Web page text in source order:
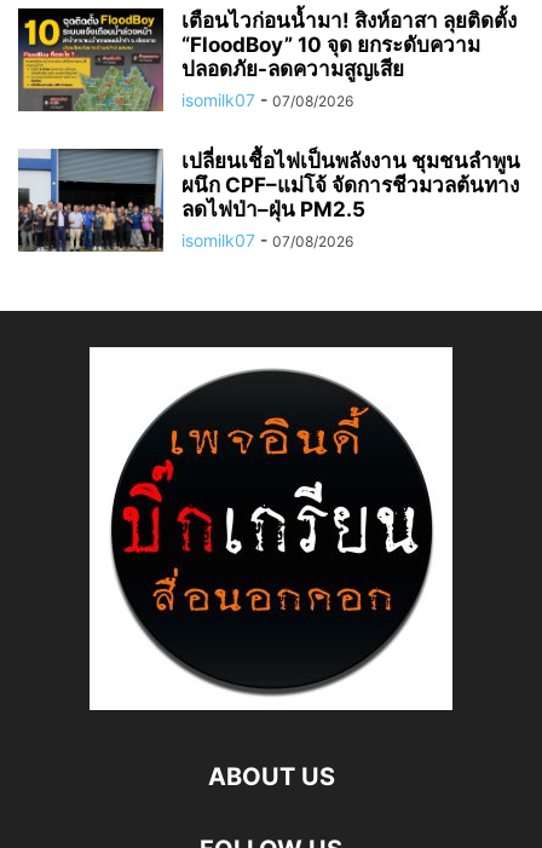
เตือนไวก่อนน้ำมา! สิงห์อาสา ลุยติดตั้ง
“FloodBoy” 10 จุด ยกระดับความ
ปลอดภัย-ลดความสูญเสีย
isomilk07 - 07/08/2026
เปลี่ยนเชื้อไฟเป็นพลังงาน ชุมชนลำพูน
ผนึก CPF–แม่โจ้ จัดการชีวมวลต้นทาง
ลดไฟป่า–ฝุ่น PM2.5
isomilk07 - 07/08/2026
ABOUT US